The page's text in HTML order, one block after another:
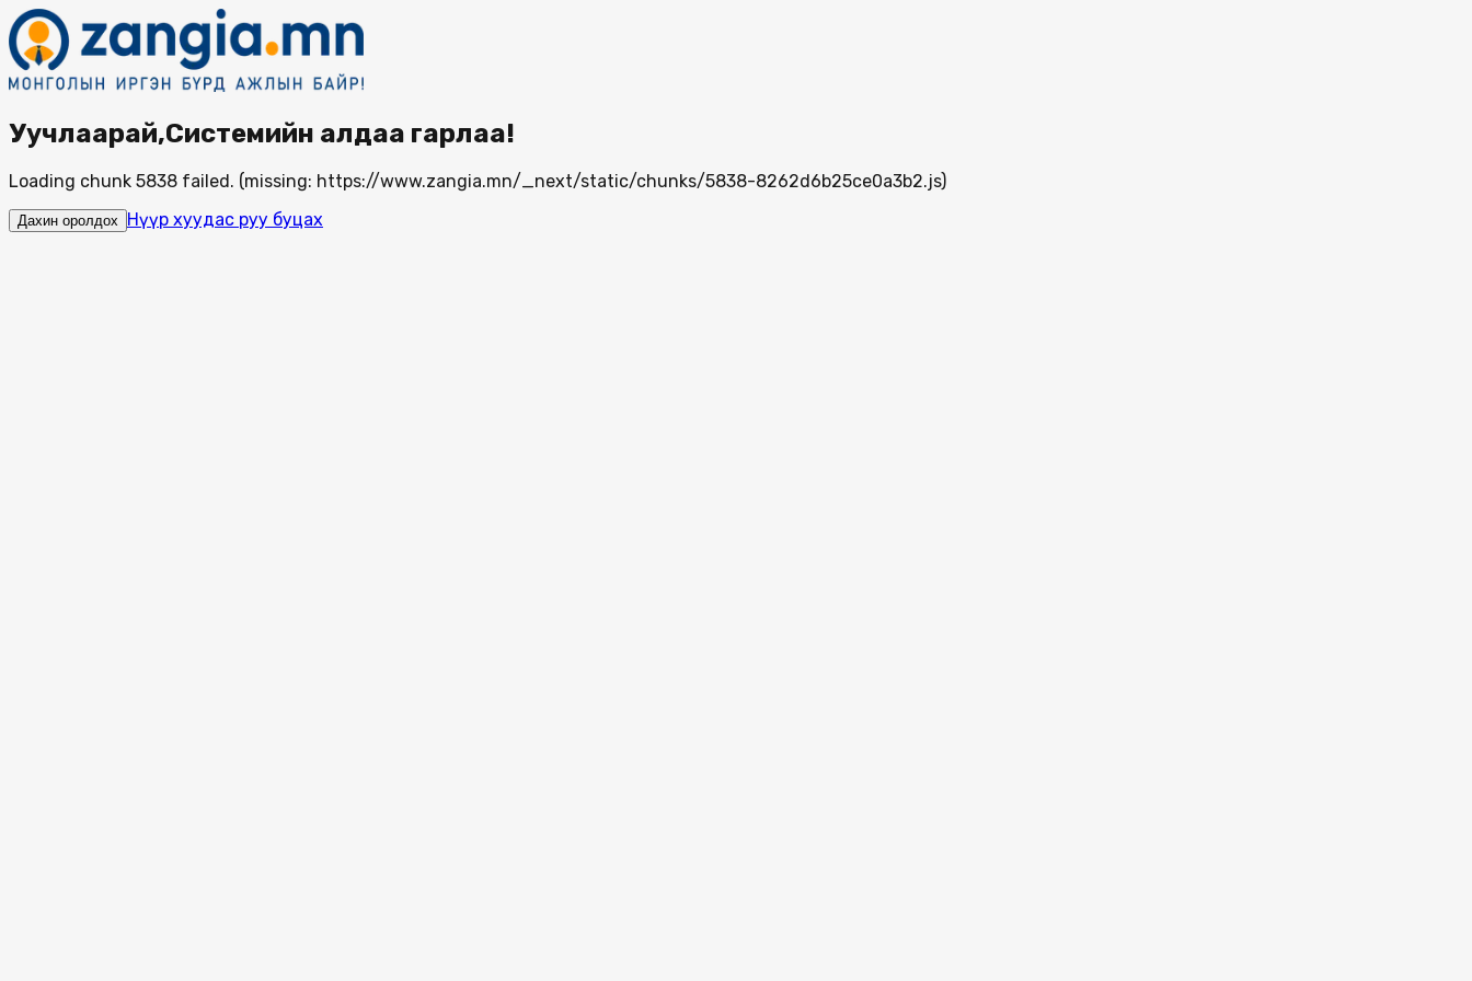
Уучлаарай,Системийн алдаа гарлаа!
Loading chunk 5838 failed. (missing: https://www.zangia.mn/_next/static/chunks/5838-8262d6b25ce0a3b2.js)
Дахин оролдох Нүүр хуудас руу буцах